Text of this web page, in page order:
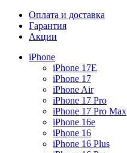
Оплата и доставка
Гарантия
Акции
iPhone
iPhone 17E
iPhone 17
iPhone Air
iPhone 17 Pro
iPhone 17 Pro Max
iPhone 16e
iPhone 16
iPhone 16 Plus